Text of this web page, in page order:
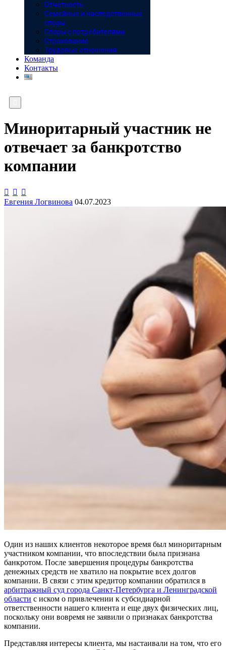
Отчётность
Семейные и наследственные
споры
Споры с потребителями
Страхование
Трудовые отношения
Команда
Контакты
Миноритарный участник не
отвечает за банкротство
компании
 

Евгения Логвинова 04.07.2023
Один из наших клиентов некоторое время был миноритарным
участником компании, что впоследствии была признана
банкротом. После завершения процедуры банкротства
денежных средств не хватило на покрытие всех долгов
компании. В связи с этим кредитор компании обратился в
арбитражный суд города Санкт-Петербурга и Ленинградской
области с иском о привлечении к субсидиарной
ответственности нашего клиента и еще двух физических лиц,
поскольку они вовремя не заявили о признаках банкротства
компании.
Представляя интересы клиента, мы настаивали на том, что его